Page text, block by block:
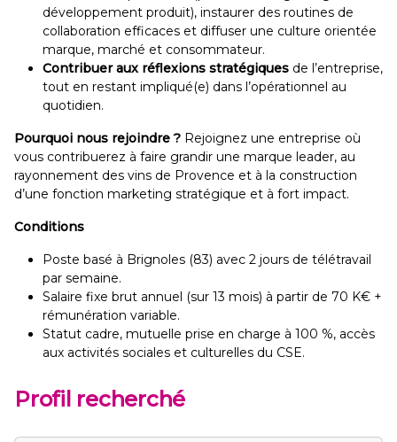
développement produit), instaurer des routines de
collaboration efficaces et diffuser une culture orientée
marque, marché et consommateur.
Contribuer aux réflexions stratégiques de l’entreprise,
tout en restant impliqué(e) dans l’opérationnel au
quotidien.
Pourquoi nous rejoindre ? Rejoignez une entreprise où
vous contribuerez à faire grandir une marque leader, au
rayonnement des vins de Provence et à la construction
d’une fonction marketing stratégique et à fort impact.
Conditions
Poste basé à Brignoles (83) avec 2 jours de télétravail
par semaine.
Salaire fixe brut annuel (sur 13 mois) à partir de 70 K€ +
rémunération variable.
Statut cadre, mutuelle prise en charge à 100 %, accès
aux activités sociales et culturelles du CSE.
Profil recherché